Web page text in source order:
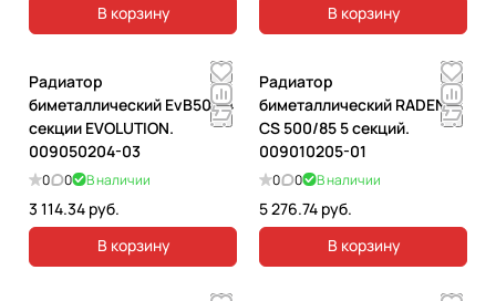
В корзину
В корзину
Радиатор
биметаллический EvВ500 4
секции EVOLUTION.
009050204-03
0 0 В наличии
3 114.34 руб.
В корзину
Радиатор
биметаллический RADENA
CS 500/85 5 секций.
009010205-01
0 0 В наличии
5 276.74 руб.
В корзину